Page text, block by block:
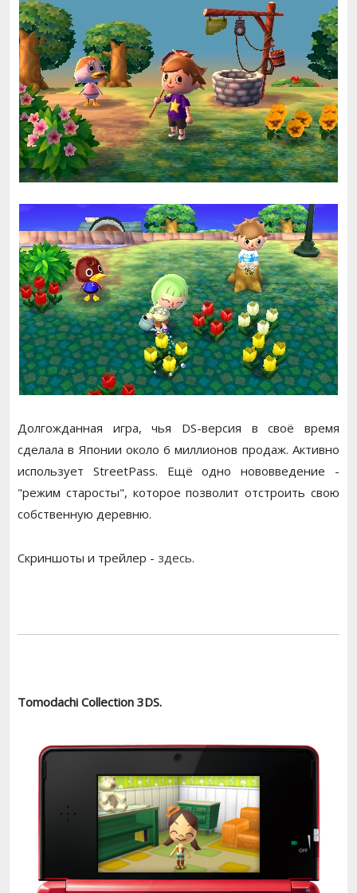
Долгожданная игра, чья DS-версия в своё время
сделала в Японии около 6 миллионов продаж. Активно
использует StreetPass. Ещё одно нововведение -
"режим старосты", которое позволит отстроить свою
собственную деревню.
Скриншоты и трейлер - здесь.
Tomodachi Collection 3DS.